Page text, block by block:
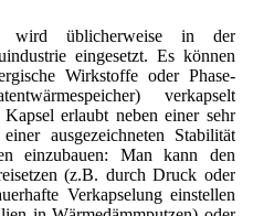
wird üblicherweise in der
eingesetzt. Es können
Wirkstoffe oder Phase-
verkapselt
erlaubt neben einer sehr
ausgezeichneten Stabilität
einzubauen: Man kann den
(z.B. durch Druck oder
Verkapselung einstellen